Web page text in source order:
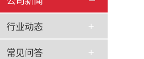
行业动态
常见问答